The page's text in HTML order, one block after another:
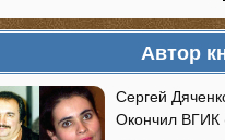
Автор
Сергей
Окончил ВГИК